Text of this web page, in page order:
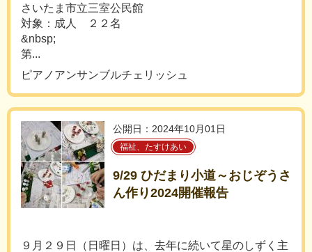
さいたま市立三室公民館
対象：成人 ２２名
&nbsp;
第...
ピアノアンサンブルチェリッシュ
公開日：2024年10月01日
福祉、たすけあい
9/29 ひだまり小道～おじぞうさ
ん作り2024開催報告
９月２９日（日曜日）は、去年に続いて星のしずく主